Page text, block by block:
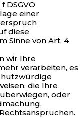
DSGVO
einer
diese
Sinne von Art. 4
wir Ihre
verarbeiten, es
die Ihre
oder